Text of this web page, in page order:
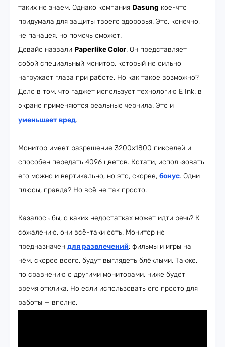
таких не знаем. Однако компания Dasung кое-что
придумала для защиты твоего здоровья. Это, конечно,
не панацея, но помочь сможет.
Девайс назвали Paperlike Color. Он представляет
собой специальный монитор, который не сильно
нагружает глаза при работе. Но как такое возможно?
Дело в том, что гаджет использует технологию E Ink: в
экране применяются реальные чернила. Это и
уменьшает вред.
Монитор имеет разрешение 3200х1800 пикселей и
способен передать 4096 цветов. Кстати, использовать
его можно и вертикально, но это, скорее, бонус. Одни
плюсы, правда? Но всё не так просто.
Казалось бы, о каких недостатках может идти речь? К
сожалению, они всё-таки есть. Монитор не
предназначен для развлечений: фильмы и игры на
нём, скорее всего, будут выглядеть блёклыми. Также,
по сравнению с другими мониторами, ниже будет
время отклика. Но если использовать его просто для
работы — вполне.